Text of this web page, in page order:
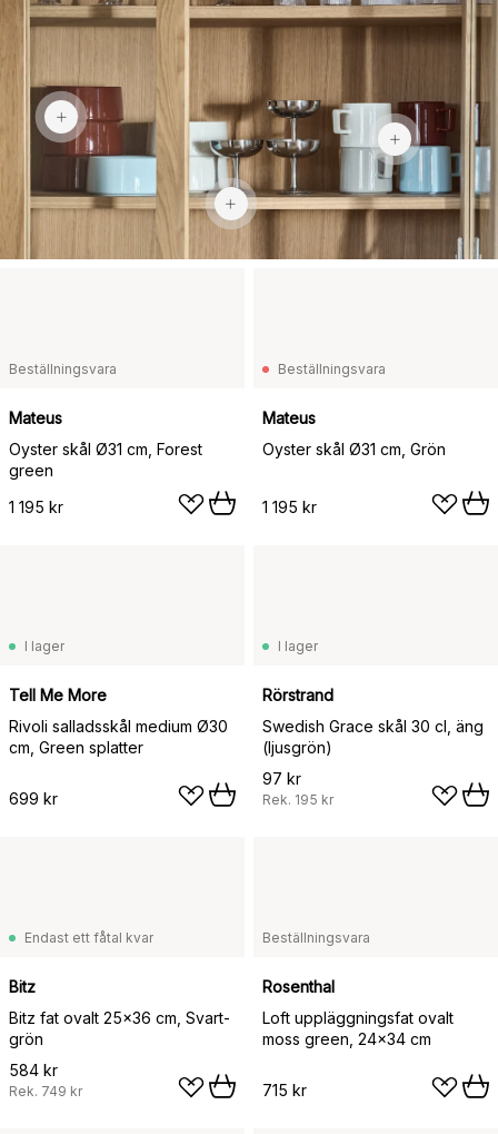
203 kr
Beställningsvara
Mateus
Oyster skål Ø31 cm, Forest
green
1 195 kr
Beställningsvara
Mateus
Oyster skål Ø31 cm, Grön
1 195 kr
I lager
Tell Me More
Rivoli salladsskål medium Ø30
cm, Green splatter
699 kr
I lager
Rörstrand
Swedish Grace skål 30 cl, äng
(ljusgrön)
97 kr
Rek. 195 kr
Endast ett fåtal kvar
Bitz
Bitz fat ovalt 25x36 cm, Svart-
grön
584 kr
Rek. 749 kr
Beställningsvara
Rosenthal
Loft uppläggningsfat ovalt
moss green, 24x34 cm
715 kr